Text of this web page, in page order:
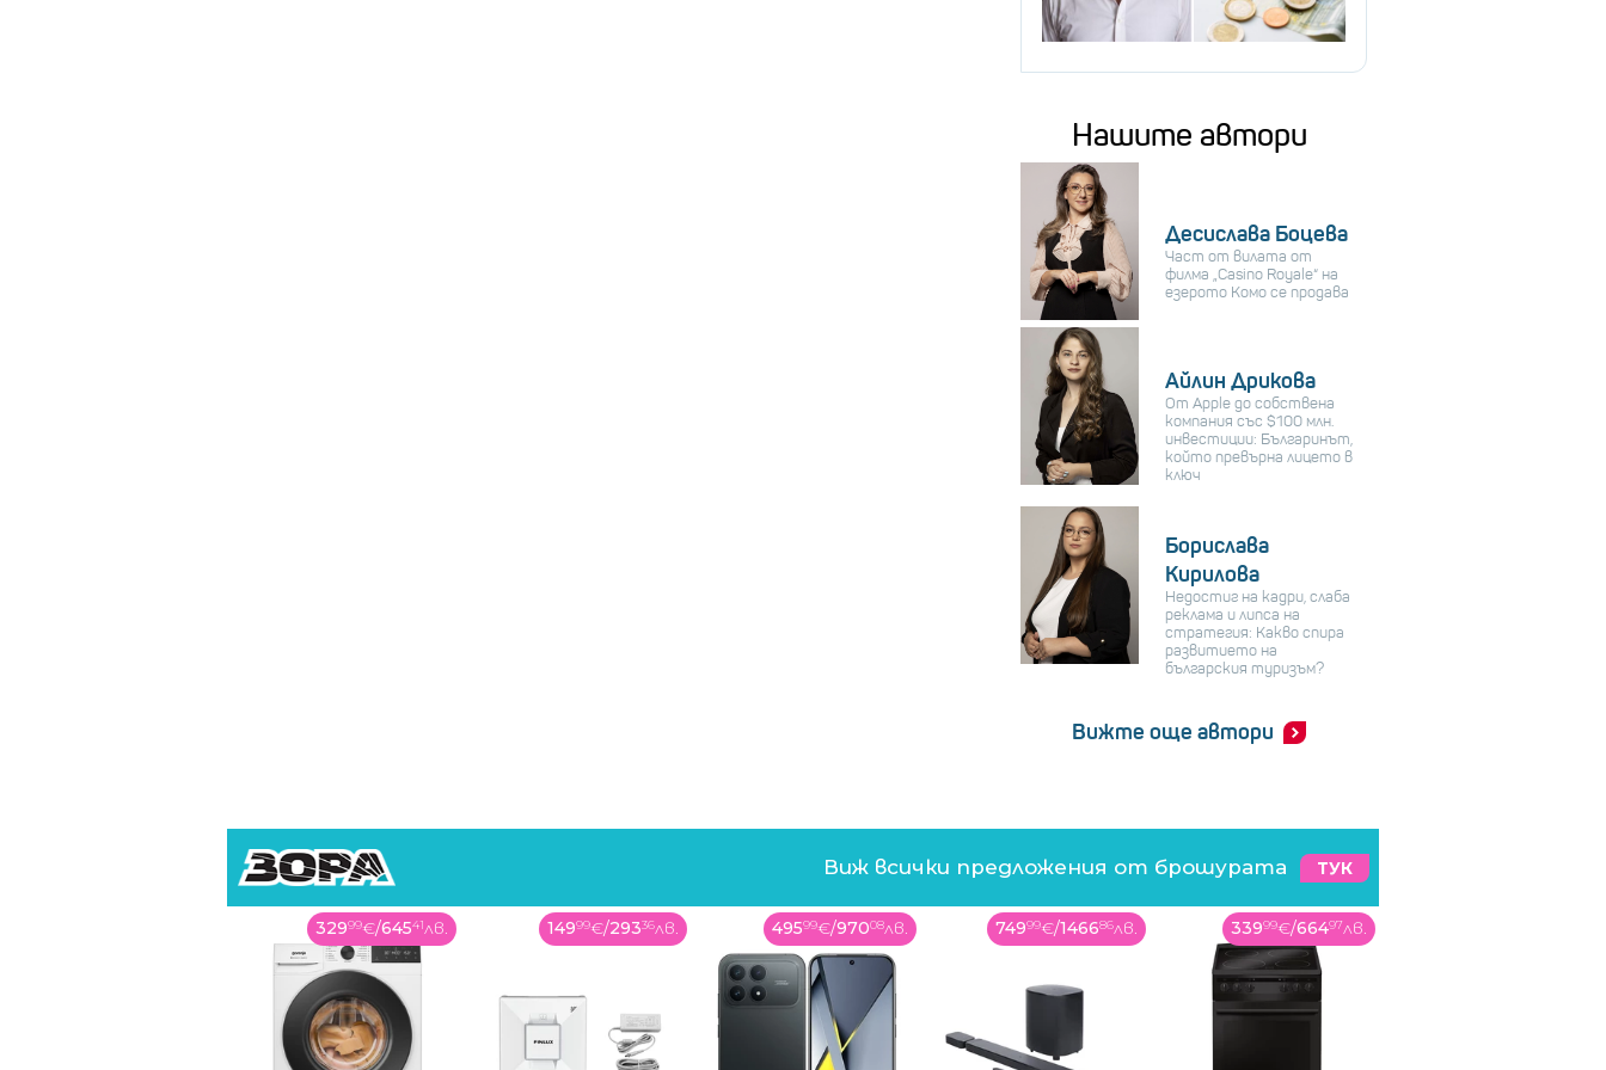
Нашите автори
Десислава Боцева
Част от вилата от
филма „Casino Royale“ на
езерото Комо се продава
Айлин Дрикова
От Apple до собствена
компания със $100 млн.
инвестиции: Българинът,
който превърна лицето в
ключ
Борислава
Кирилова
Недостиг на кадри, слаба
реклама и липса на
стратегия: Какво спира
развитието на
българския туризъм?
Вижте още автори
Виж всички предложения от брошурата ТУК
32999€/64541лв. 14999€/29336лв. 49599€/97008лв. 74999€/146686лв. 33999€/66497лв.